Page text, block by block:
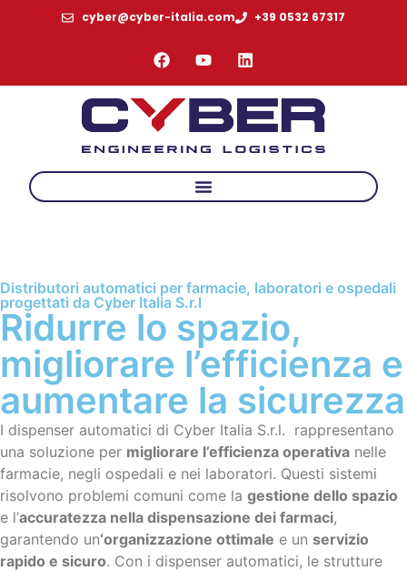
cyber@cyber-italia.com +39 0532 67317
Distributori automatici per farmacie, laboratori e ospedali
progettati da Cyber Italia S.r.l
Ridurre lo spazio,
migliorare l’efficienza e
aumentare la sicurezza
I dispenser automatici di Cyber Italia S.r.l. rappresentano
una soluzione per migliorare l’efficienza operativa nelle
farmacie, negli ospedali e nei laboratori. Questi sistemi
risolvono problemi comuni come la gestione dello spazio
e l’accuratezza nella dispensazione dei farmaci,
garantendo un‘organizzazione ottimale e un servizio
rapido e sicuro. Con i dispenser automatici, le strutture